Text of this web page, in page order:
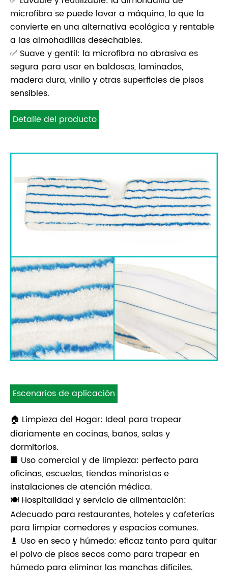
microfibra se puede lavar a máquina, lo que la
convierte en una alternativa ecológica y rentable
a las almohadillas desechables.
✅ Suave y gentil: la microfibra no abrasiva es
segura para usar en baldosas, laminados,
madera dura, vinilo y otras superficies de pisos
sensibles.
Detalle del producto
Escenarios de aplicación
🏠 Limpieza del Hogar: Ideal para trapear
diariamente en cocinas, baños, salas y
dormitorios.
🏢 Uso comercial y de limpieza: perfecto para
oficinas, escuelas, tiendas minoristas e
instalaciones de atención médica.
🍽️ Hospitalidad y servicio de alimentación:
Adecuado para restaurantes, hoteles y cafeterías
para limpiar comedores y espacios comunes.
🧹 Uso en seco y húmedo: eficaz tanto para quitar
el polvo de pisos secos como para trapear en
húmedo para eliminar las manchas difíciles.